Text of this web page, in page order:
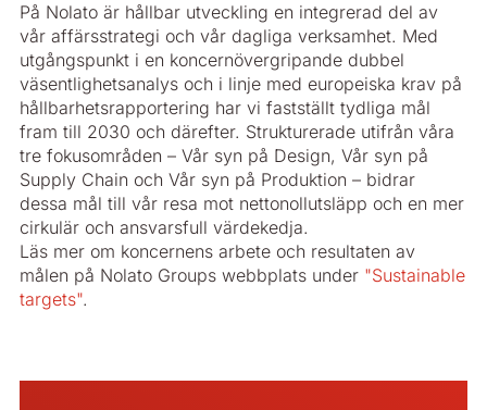
På Nolato är hållbar utveckling en integrerad del av
vår affärsstrategi och vår dagliga verksamhet. Med
utgångspunkt i en koncernövergripande dubbel
väsentlighetsanalys och i linje med europeiska krav på
hållbarhetsrapportering har vi fastställt tydliga mål
fram till 2030 och därefter. Strukturerade utifrån våra
tre fokusområden – Vår syn på Design, Vår syn på
Supply Chain och Vår syn på Produktion – bidrar
dessa mål till vår resa mot nettonollutsläpp och en mer
cirkulär och ansvarsfull värdekedja.
Läs mer om koncernens arbete och resultaten av
målen på Nolato Groups webbplats under "Sustainable
targets".